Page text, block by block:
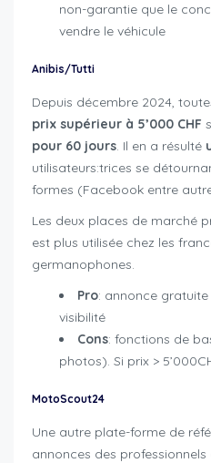
non-garantie que le
vendre le véhicule
Anibis/Tutti
Depuis décembre 2024,
prix supérieur à 5’000 CHF
pour 60 jours. Il en a résulté
utilisateurs:trices se
formes (Facebook entre
Les deux places de marché
est plus utilisée chez les
germanophones.
Pro: annonce gratuite
visibilité
Cons: fonctions de
photos). Si prix >
MotoScout24
Une autre plate-forme de
annonces des